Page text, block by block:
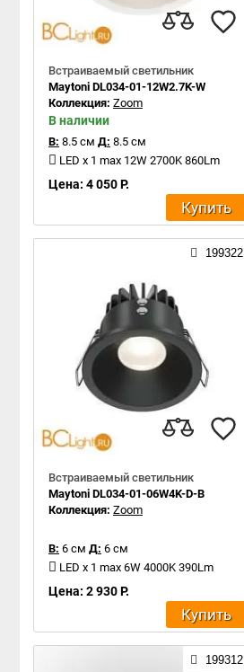
Встраиваемый светильник
Maytoni DL034-01-12W2.7K-W
Коллекция: Zoom
В наличии
В: 8.5 см Д: 8.5 см
LED x 1 max 12W 2700K 860Lm
Цена: 4 050 Р.
Купить
199322
Встраиваемый светильник
Maytoni DL034-01-06W4K-D-B
Коллекция: Zoom
В: 6 см Д: 6 см
LED x 1 max 6W 4000K 390Lm
Цена: 2 930 Р.
Купить
199312